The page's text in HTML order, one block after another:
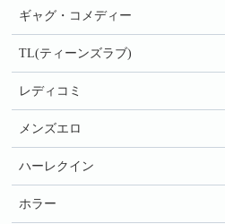
ギャグ・コメディー
TL(ティーンズラブ)
レディコミ
メンズエロ
ハーレクイン
ホラー